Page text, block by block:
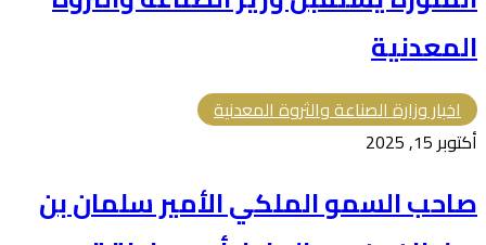
المعدنية
اخبار وزارة الصناعة والثروة المعدنية
أكتوبر 15, 2025
صاحب السمو الملكي الأمير سلمان بن